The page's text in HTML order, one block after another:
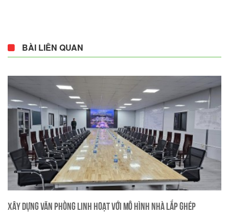
BÀI LIÊN QUAN
Xây dựng Văn phòng Linh hoạt với Mô hình Nhà Lắp Ghép